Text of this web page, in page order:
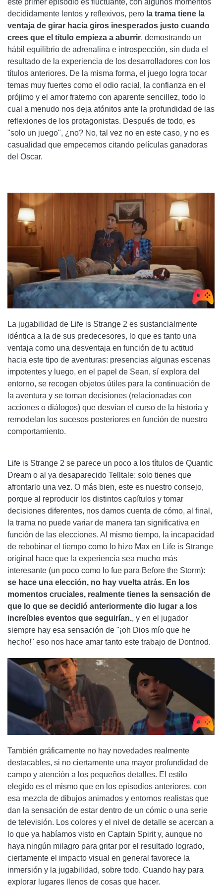
este primer episodio es fluctuante, con algunos momentos
decididamente lentos y reflexivos, pero la trama tiene la
ventaja de girar hacia giros inesperados justo cuando
crees que el título empieza a aburrir, demostrando un
hábil equilibrio de adrenalina e introspección, sin duda el
resultado de la experiencia de los desarrolladores con los
títulos anteriores. De la misma forma, el juego logra tocar
temas muy fuertes como el odio racial, la confianza en el
prójimo y el amor fraterno con aparente sencillez, todo lo
cual a menudo nos deja atónitos ante la profundidad de las
reflexiones de los protagonistas. Después de todo, es
"solo un juego", ¿no? No, tal vez no en este caso, y no es
casualidad que empecemos citando películas ganadoras
del Oscar.
La jugabilidad de Life is Strange 2 es sustancialmente
idéntica a la de sus predecesores, lo que es tanto una
ventaja como una desventaja en función de tu actitud
hacia este tipo de aventuras: presencias algunas escenas
impotentes y luego, en el papel de Sean, sí explora del
entorno, se recogen objetos útiles para la continuación de
la aventura y se toman decisiones (relacionadas con
acciones o diálogos) que desvían el curso de la historia y
remodelan los sucesos posteriores en función de nuestro
comportamiento.
Life is Strange 2 se parece un poco a los títulos de Quantic
Dream o al ya desaparecido Telltale: solo tienes que
afrontarlo una vez. O más bien, este es nuestro consejo,
porque al reproducir los distintos capítulos y tomar
decisiones diferentes, nos damos cuenta de cómo, al final,
la trama no puede variar de manera tan significativa en
función de las elecciones. Al mismo tiempo, la incapacidad
de rebobinar el tiempo como lo hizo Max en Life is Strange
original hace que la experiencia sea mucho más
interesante (un poco como lo fue para Before the Storm):
se hace una elección, no hay vuelta atrás. En los
momentos cruciales, realmente tienes la sensación de
que lo que se decidió anteriormente dio lugar a los
increíbles eventos que seguirían., y en el jugador
siempre hay esa sensación de "¡oh Dios mío que he
hecho!" eso nos hace amar tanto este trabajo de Dontnod.
También gráficamente no hay novedades realmente
destacables, si no ciertamente una mayor profundidad de
campo y atención a los pequeños detalles. El estilo
elegido es el mismo que en los episodios anteriores, con
esa mezcla de dibujos animados y entornos realistas que
dan la sensación de estar dentro de un cómic o una serie
de televisión. Los colores y el nivel de detalle se acercan a
lo que ya habíamos visto en Captain Spirit y, aunque no
haya ningún milagro para gritar por el resultado logrado,
ciertamente el impacto visual en general favorece la
inmersión y la jugabilidad, sobre todo. Cuando hay para
explorar lugares llenos de cosas que hacer.